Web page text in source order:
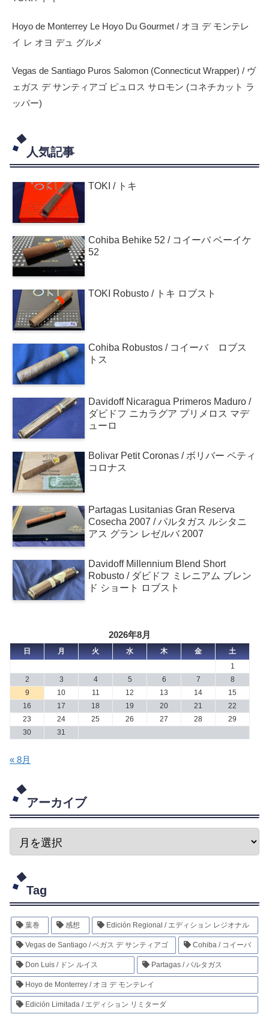
Hoyo de Monterrey Le Hoyo Du Gourmet / オヨ デ モンテレ
イ レ オヨ デュ グルメ
Vegas de Santiago Puros Salomon (Connecticut Wrapper) / ヴ
ェガス デ サンティアゴ ピュロス サロモン (コネチカット ラ
ッパー)
人気記事
TOKI / トキ
Cohiba Behike 52 / コイーバ ベーイケ
52
TOKI Robusto / トキ ロブスト
Cohiba Robustos / コイーバ ロブス
トス
Davidoff Nicaragua Primeros Maduro /
ダビドフ ニカラグア プリメロス マデ
ューロ
Bolivar Petit Coronas / ボリバー ペティ
コロナス
Partagas Lusitanias Gran Reserva
Cosecha 2007 / パルタガス ルシタニ
アス グラン レゼルバ 2007
Davidoff Millennium Blend Short
Robusto / ダビドフ ミレニアム ブレン
ド ショート ロブスト
2026年8月
日 月 火 水 木 金
土
1
2
3 4 5 6 7
8
9
10 11 12 13 14
15
16
17 18 19 20 21
22
23
24 25 26 27 28
29
30
31
« 8月
アーカイブ
Tag
葉巻 感想 Edición Regional / エディション レジオナル
Vegas de Santiago / ベガス デ サンティアゴ Cohiba / コイーバ
Don Luis / ドン ルイス Partagas / パルタガス
Hoyo de Monterrey / オヨ デ モンテレイ
Edición Limitada / エディション リミターダ